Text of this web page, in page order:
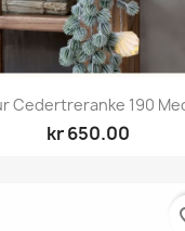
Cedertreranke 190
kr 650.00